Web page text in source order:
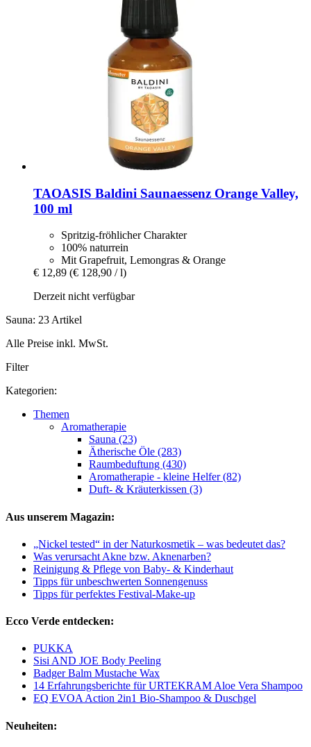
TAOASIS Baldini Saunaessenz Orange Valley,
100 ml
Spritzig-fröhlicher Charakter
100% naturrein
Mit Grapefruit, Lemongras & Orange
€ 12,89 (€ 128,90 / l)
Derzeit nicht verfügbar
Sauna: 23 Artikel
Alle Preise inkl. MwSt.
Filter
Kategorien:
Themen
Aromatherapie
Sauna (23)
Ätherische Öle (283)
Raumbeduftung (430)
Aromatherapie - kleine Helfer (82)
Duft- & Kräuterkissen (3)
Aus unserem Magazin:
„Nickel tested“ in der Naturkosmetik – was bedeutet das?
Was verursacht Akne bzw. Aknenarben?
Reinigung & Pflege von Baby- & Kinderhaut
Tipps für unbeschwerten Sonnengenuss
Tipps für perfektes Festival-Make-up
Ecco Verde entdecken:
PUKKA
Sisi AND JOE Body Peeling
Badger Balm Mustache Wax
14 Erfahrungsberichte für URTEKRAM Aloe Vera Shampoo
EQ EVOA Action 2in1 Bio-Shampoo & Duschgel
Neuheiten: